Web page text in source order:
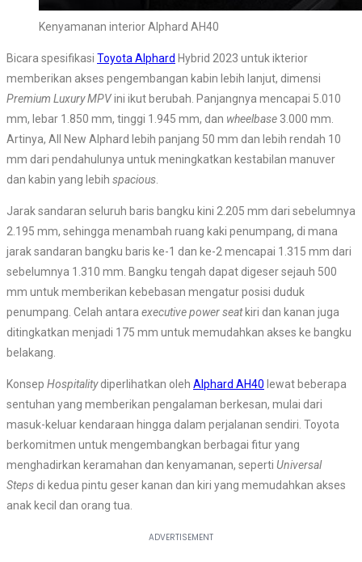
Kenyamanan interior Alphard AH40
Bicara spesifikasi Toyota Alphard Hybrid 2023 untuk ikterior
memberikan akses pengembangan kabin lebih lanjut, dimensi
Premium Luxury MPVini ikut berubah. Panjangnya mencapai 5.010
mm, lebar 1.850 mm, tinggi 1.945 mm, dan wheelbase 3.000 mm.
Artinya, All New Alphard lebih panjang 50 mm dan lebih rendah 10
mm dari pendahulunya untuk meningkatkan kestabilan manuver
dan kabin yang lebih spacious.
Jarak sandaran seluruh baris bangku kini 2.205 mm dari sebelumnya
2.195 mm, sehingga menambah ruang kaki penumpang, di mana
jarak sandaran bangku baris ke-1 dan ke-2 mencapai 1.315 mm dari
sebelumnya 1.310 mm. Bangku tengah dapat digeser sejauh 500
mm untuk memberikan kebebasan mengatur posisi duduk
penumpang. Celah antara executive power seatkiri dan kanan juga
ditingkatkan menjadi 175 mm untuk memudahkan akses ke bangku
belakang.
Konsep Hospitalitydiperlihatkan oleh Alphard AH40 lewat beberapa
sentuhan yang memberikan pengalaman berkesan, mulai dari
masuk-keluar kendaraan hingga dalam perjalanan sendiri. Toyota
berkomitmen untuk mengembangkan berbagai fitur yang
menghadirkan keramahan dan kenyamanan, seperti Universal
Steps di kedua pintu geser kanan dan kiri yang memudahkan akses
anak kecil dan orang tua.